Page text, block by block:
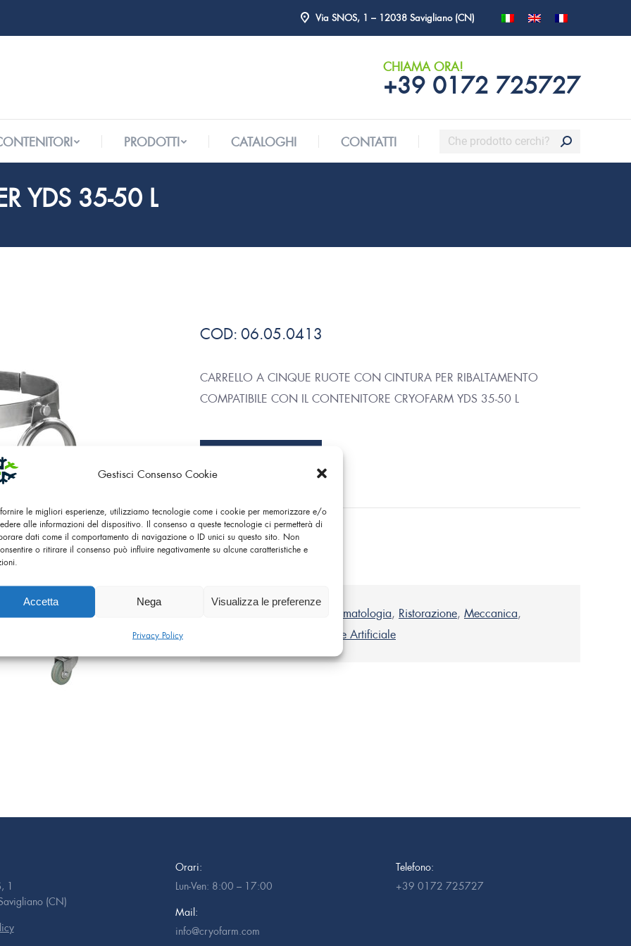
Gestisci Consenso Cookie
fornire le migliori esperienze, utilizziamo tecnologie come i cookie per memorizzare e/o
alle informazioni del dispositivo. Il consenso a queste tecnologie ci permetterà di
dati come il comportamento di navigazione o ID unici su questo sito. Non
o ritirare il consenso può influire negativamente su alcune caratteristiche e
Accetta Nega Visualizza le preferenze
Privacy Policy
Via SNOS, 1 – 12038 Savigliano (CN)
CHIAMA ORA!
+39 0172 725727
PRODOTTI CATALOGHI CONTATTI Cerca:
YDS 35-50 L
COD: 06.05.0413
CARRELLO A CINQUE RUOTE CON CINTURA PER RIBALTAMENTO
COMPATIBILE CON IL CONTENITORE CRYOFARM YDS 35-50 L
Caratteristiche
Principali
Dermatologia, Ristorazione, Meccanica,
Inseminazione Artificiale
1
(CN)
Orari:
Lun-Ven: 8:00 – 17:00
Mail:
info@cryofarm.com
Telefono:
+39 0172 725727
CONTATTI Cerca: